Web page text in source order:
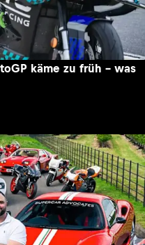
käme zu früh – was